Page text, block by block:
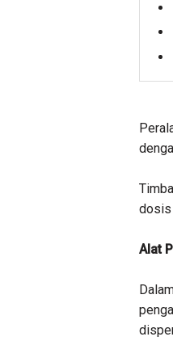
dosis
Alat